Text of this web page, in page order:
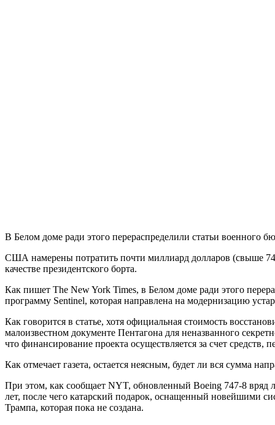
В Белом доме ради этого перераспределили статьи военного
США намерены потратить почти миллиард долларов (свыше 74
качестве президентского борта.
Как пишет The New York Times, в Белом доме ради этого
программу Sentinel, которая направлена на модернизацию
Как говорится в статье, хотя официальная стоимость
малоизвестном документе Пентагона для неназванного
что финансирование проекта осуществляется за счет
Как отмечает газета, остается неясным, будет ли вся сумма
При этом, как сообщает NYT, обновленный Boeing 747-8 вряд
лет, после чего катарский подарок, оснащенный новейшими
Трампа, которая пока не создана.